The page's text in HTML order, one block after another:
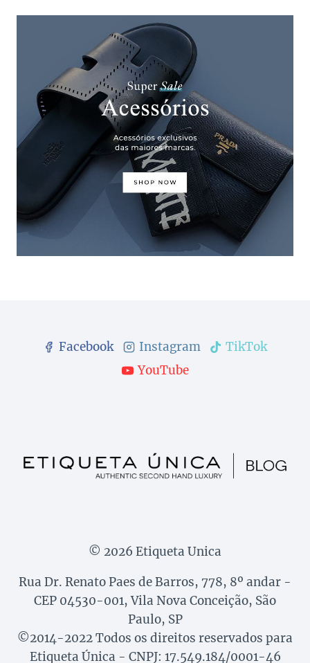
Facebook Instagram
TikTok
YouTube
© 2026 Etiqueta Unica
Rua Dr. Renato Paes de Barros, 778, 8º andar -
CEP 04530-001, Vila Nova Conceição, São
Paulo, SP
©2014-2022 Todos os direitos reservados para
Etiqueta Única - CNPJ: 17.549.184/0001-46